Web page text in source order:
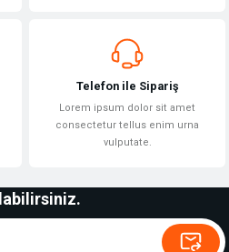
Telefon ile Sipariş
Lorem ipsum dolor sit amet
consectetur tellus enim urna
vulputate.